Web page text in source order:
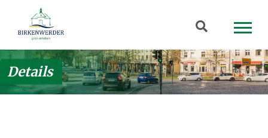
Zum Hauptinhalt springen
Suchbegriff
Details